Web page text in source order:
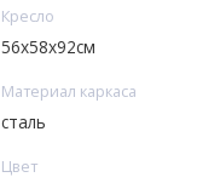
Кресло
56x58x92см
Материал каркаса
сталь
Цвет